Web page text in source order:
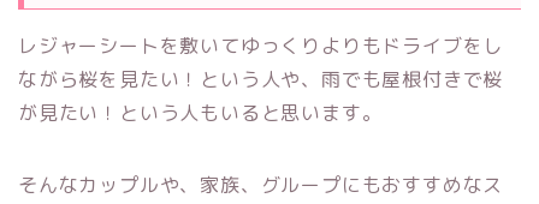
レジャーシートを敷いてゆっくりよりもドライブをし
ながら桜を見たい！という人や、雨でも屋根付きで桜
が見たい！という人もいると思います。
そんなカップルや、家族、グループにもおすすめなス